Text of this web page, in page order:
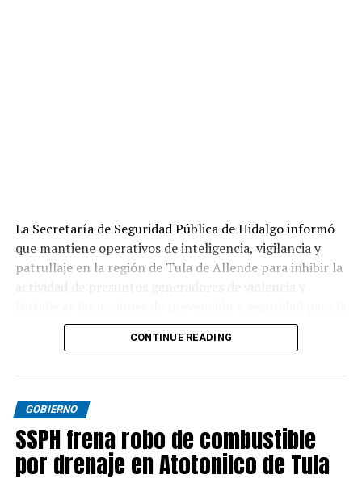
La Secretaría de Seguridad Pública de Hidalgo informó
que mantiene operativos de inteligencia, vigilancia y
patrullaje en la región de Tula de Allende para inhibir la
actividad de presuntos generadores de violencia y
población.
CONTINUE READING
GOBIERNO
SSPH frena robo de combustible
por drenaje en Atotonilco de Tula